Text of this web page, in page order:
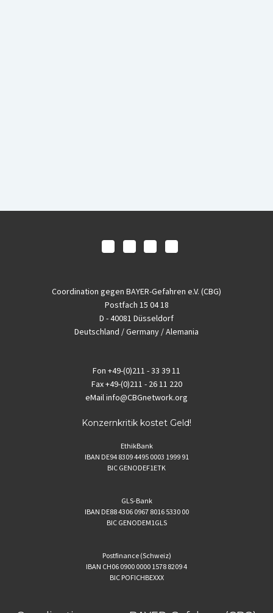
Coordination gegen BAYER-Gefahren e.V. (CBG)
Postfach 15 04 18
D - 40081 Düsseldorf
Deutschland / Germany / Alemania
Fon +49-(0)211 - 33 39 11
Fax+49-(0)211 - 26 11 220
eMailinfo@CBGnetwork.org
Konzernkritik kostet Geld!
EthikBank
IBAN DE94 8309 4495 0003 1999 91
BIC GENODEF1ETK
GLS-Bank
IBAN DE88 4306 0967 8016 5330 00
BIC GENODEM1GLS
Postfinance (Schweiz)
IBAN CH06 0900 0000 1578 8209 4
BIC POFICHBEXXX